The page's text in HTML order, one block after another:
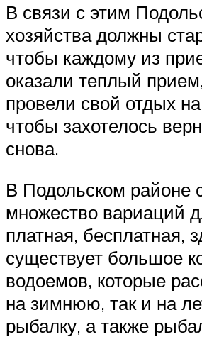
В связи с этим
хозяйства должны
чтобы каждому из
оказали теплый
провели свой отдых
чтобы захотелось
снова.
В Подольском районе
множество вариаций
платная, бесплатная,
существует большое
водоемов, которые
на зимнюю, так и на
рыбалку, а также